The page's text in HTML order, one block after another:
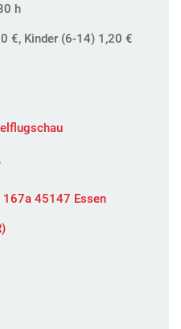
h
€, Kinder (6-14) 1,20 €
167a 45147 Essen